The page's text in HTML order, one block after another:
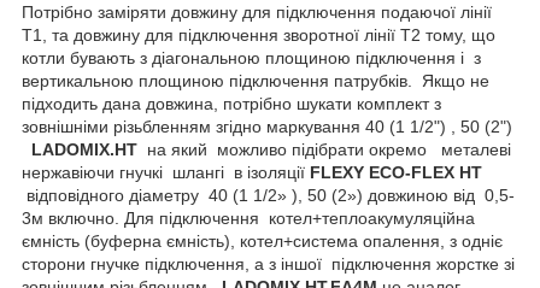
Потрібно заміряти довжину для підключення подаючої лінії
Т1, та довжину для підключення зворотної лінії Т2 тому, що
котли бувають з діагональною площиною підключення і з
вертикальною площиною підключення патрубків. Якщо не
підходить дана довжина, потрібно шукати комплект з
зовнішніми різьбленням згідно маркування 40 (1 1/2") , 50 (2")
LADOMIX.HT на який можливо підібрати окремо
металеві
нержавіючи гнучкі шлангі в ізоляції FLEXY ECO-FLEX HT
відповідного діаметру 40 (1 1/2» ), 50 (2») довжиною від 0,5-
3м включно. Для підключення котел+теплоакумуляційна
ємність (буферна ємність), котел+система опалення, з одніє
сторони гнучке підключення, а з іншої підключення жорстке зі